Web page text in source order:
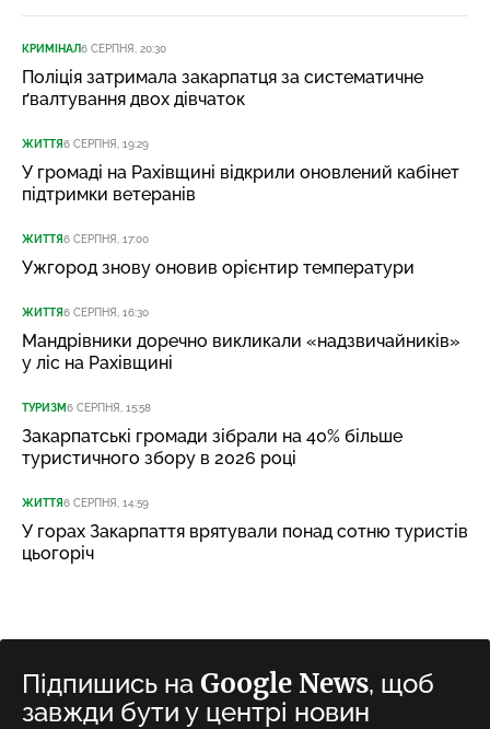
КРИМІНАЛ6 СЕРПНЯ, 20:30
Поліція затримала закарпатця за систематичне
ґвалтування двох дівчаток
ЖИТТЯ6 СЕРПНЯ, 19:29
У громаді на Рахівщині відкрили оновлений кабінет
підтримки ветеранів
ЖИТТЯ6 СЕРПНЯ, 17:00
Ужгород знову оновив орієнтир температури
ЖИТТЯ6 СЕРПНЯ, 16:30
Мандрівники доречно викликали «надзвичайників»
у ліс на Рахівщині
ТУРИЗМ6 СЕРПНЯ, 15:58
Закарпатські громади зібрали на 40% більше
туристичного збору в 2026 році
ЖИТТЯ6 СЕРПНЯ, 14:59
У горах Закарпаття врятували понад сотню туристів
цьогоріч
Підпишись на Google News, щоб
завжди бути у центрі новин